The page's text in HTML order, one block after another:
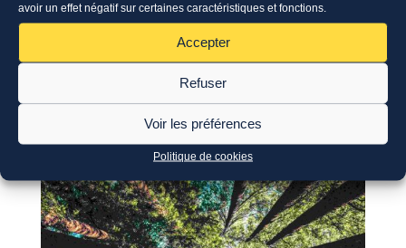
avoir un effet négatif sur certaines caractéristiques et fonctions.
Accepter
Refuser
Voir les préférences
Politique de cookies